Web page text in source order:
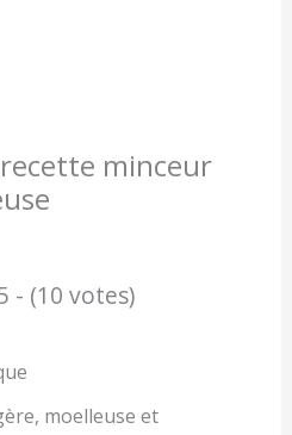
minceur
- (10 votes)
moelleuse et